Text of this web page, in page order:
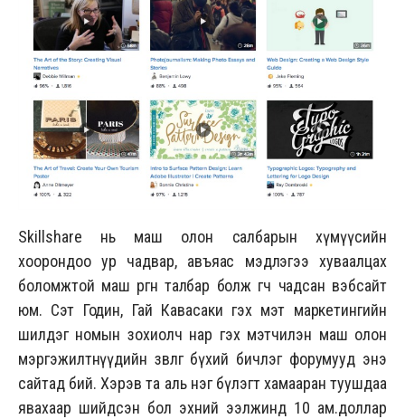
Skillshare нь маш олон салбарын хүмүүсийн
хоорондоо ур чадвар, авъяас мэдлэгээ хуваалцах
боломжтой маш өргөн талбар болж өгч чадсан вэбсайт
юм. Сэт Годин, Гай Кавасаки гэх мэт маркетингийн
шилдэг номын зохиолч нар гэх мэтчилэн маш олон
мэргэжилтнүүдийн зөвлөгөө бүхий бичлэг форумууд энэ
сайтад бий. Хэрэв та аль нэг бүлэгт хамааран туушдаа
явахаар шийдсэн бол эхний ээлжинд 10 ам.доллар